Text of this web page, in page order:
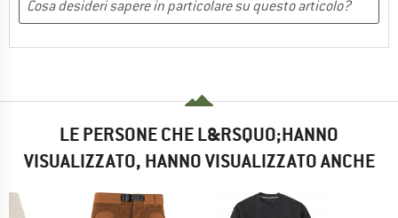
LE PERSONE CHE L&RSQUO;HANNO
VISUALIZZATO, HANNO VISUALIZZATO ANCHE